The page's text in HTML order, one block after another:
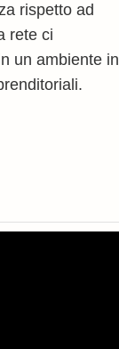
rispetto ad
rete ci
un ambiente in